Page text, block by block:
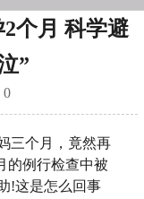
个月 科学避
”
0
三个月，竟然再
的例行检查中被
!这是怎么回事